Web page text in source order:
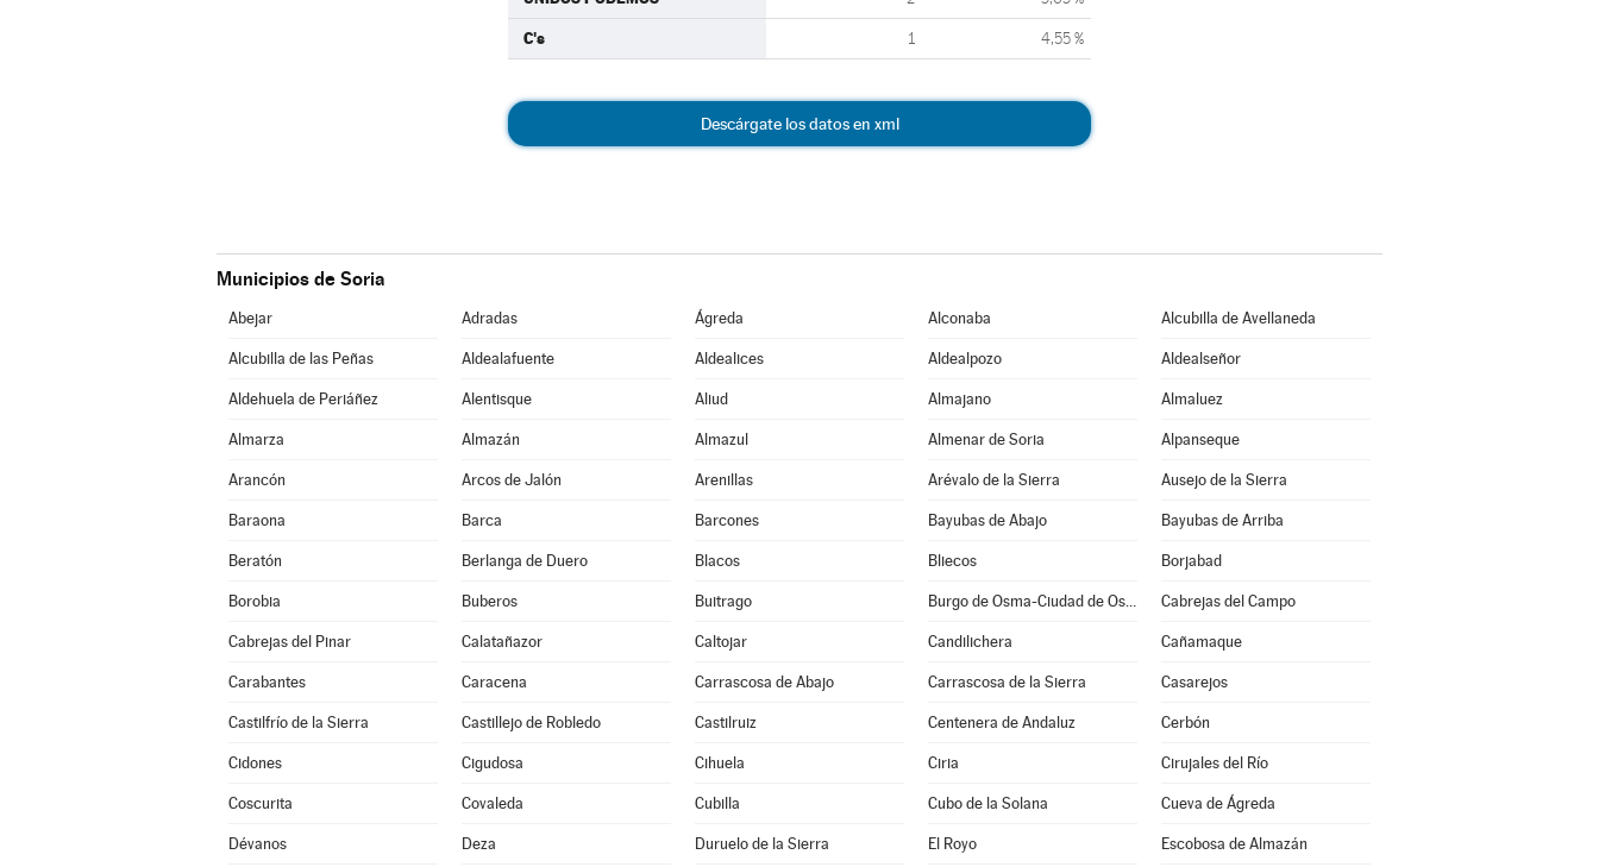
C's 1 4,55 %
Descárgate los datos en xml
Municipios de Soria
Abejar Adradas Ágreda Alconaba Alcubilla de Avellaneda
Alcubilla de las Peñas Aldealafuente Aldealices Aldealpozo Aldealseñor
Aldehuela de Periáñez Alentisque Aliud Almajano Almaluez
Almarza Almazán Almazul Almenar de Soria Alpanseque
Arancón Arcos de Jalón Arenillas Arévalo de la Sierra Ausejo de la Sierra
Baraona Barca Barcones Bayubas de Abajo Bayubas de Arriba
Beratón Berlanga de Duero Blacos Bliecos Borjabad
Borobia Buberos Buitrago Burgo de Osma-Ciudad de Osma Cabrejas del Campo
Cabrejas del Pinar Calatañazor Caltojar Candilichera Cañamaque
Carabantes Caracena Carrascosa de Abajo Carrascosa de la Sierra Casarejos
Castilfrío de la Sierra Castillejo de Robledo Castilruiz Centenera de Andaluz Cerbón
Cidones Cigudosa Cihuela Ciria Cirujales del Río
Coscurita Covaleda Cubilla Cubo de la Solana Cueva de Ágreda
Dévanos Deza Duruelo de la Sierra El Royo Escobosa de Almazán